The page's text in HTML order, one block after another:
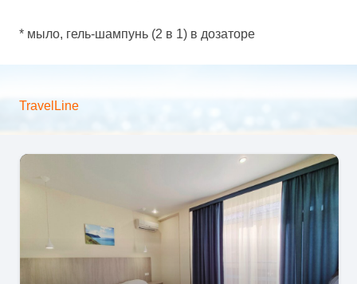
* мыло, гель-шампунь (2 в 1) в дозаторе
TravelLine